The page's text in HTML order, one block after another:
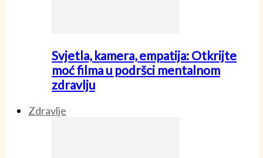
Svjetla, kamera, empatija: Otkrijte
moć filma u podršci mentalnom
zdravlju
Zdravlje